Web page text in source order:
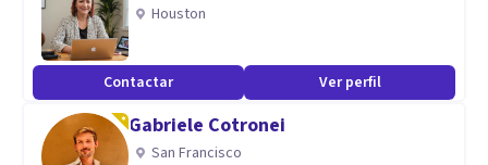
Houston
Contactar Ver perfil
Gabriele Cotronei
San Francisco